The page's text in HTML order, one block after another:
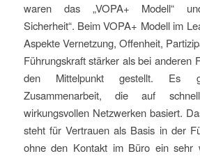
waren das „VOPA+ Modell“
Sicherheit“. Beim VOPA+ Modell im
Aspekte Vernetzung, Offenheit,
Führungskraft stärker als bei anderen
den Mittelpunkt gestellt. Es
Zusammenarbeit, die auf
wirkungsvollen Netzwerken basiert.
steht für Vertrauen als Basis in der
ohne den Kontakt im Büro ein sehr